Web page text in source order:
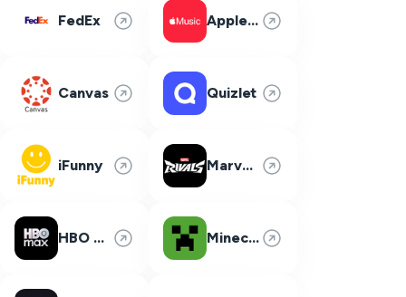
FedEx Apple Music
Canvas Quizlet
iFunny Marvel Rivals
HBO Max Minecraft